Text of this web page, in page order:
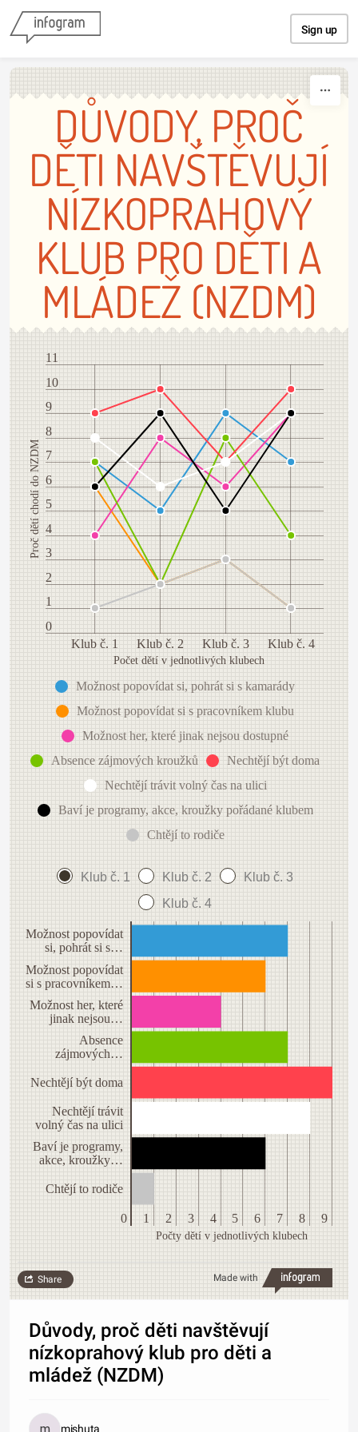
Sign up
DŮVODY, PROČ
DĚTI NAVŠTĚVUJÍ
NÍZKOPRAHOVÝ
KLUB PRO DĚTI A
MLÁDEŽ (NZDM)
0
1
2
3
4
5
6
7
8
9
10
11
Klub č. 1 Klub č. 2 Klub č. 3 Klub č. 4
Proč dětí chodí do NZDM
Počet dětí v jednotlivých klubech
Možnost popovídat si, pohrát si s kamarády
Možnost popovídat si s pracovníkem klubu
Možnost her, které jinak nejsou dostupné
Absence zájmových kroužků
Nechtějí být doma
Nechtějí trávit volný čas na ulici
Baví je programy, akce, kroužky pořádané klubem
Chtějí to rodiče
Klub č. 1 Klub č. 2
Klub č. 3
Klub č. 4
Možnost popovídat
si, pohrát si s…
Možnost popovídat
si s pracovníkem…
Možnost her, které
jinak nejsou…
Absence
zájmových…
Nechtějí být doma
Nechtějí trávit
volný čas na ulici
Baví je programy,
akce, kroužky…
Chtějí to rodiče
0 1 2 3 4 5 6 7 8 9
Počty dětí v jednotlivých klubech
Made with
Share
Důvody, proč děti navštěvují
nízkoprahový klub pro děti a
mládež (NZDM)
mishuta